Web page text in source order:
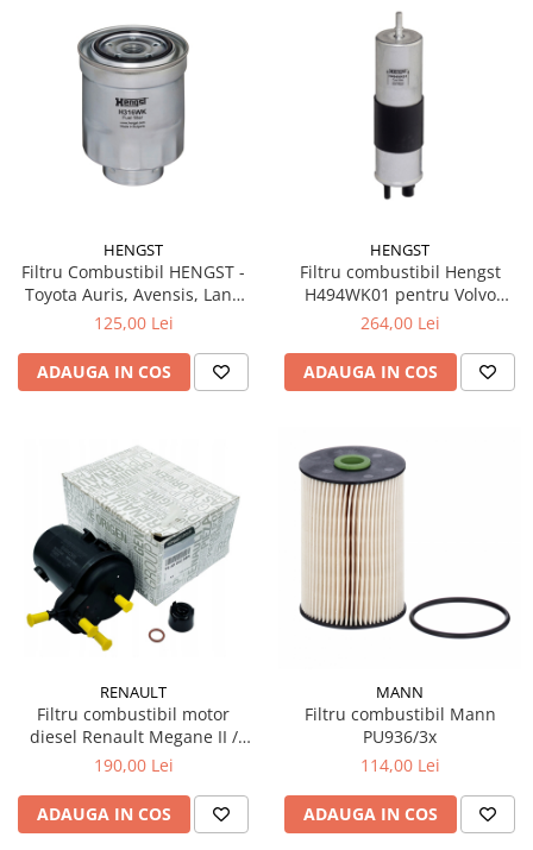
HENGST
Filtru Combustibil HENGST -
Toyota Auris, Avensis, Land
Cruiser Prado 3.0 D-4D, Verso
125,00 Lei
ADAUGA IN COS
HENGST
Filtru combustibil Hengst
H494WK01 pentru Volvo
diesel – dimensiuni 58,5/59 x
264,00 Lei
ADAUGA IN COS
RENAULT
Filtru combustibil motor
diesel Renault Megane II /
Scenic II / Grand Scenic II 1.5
190,00 Lei
ADAUGA IN COS
MANN
Filtru combustibil Mann
PU936/3x
114,00 Lei
ADAUGA IN COS